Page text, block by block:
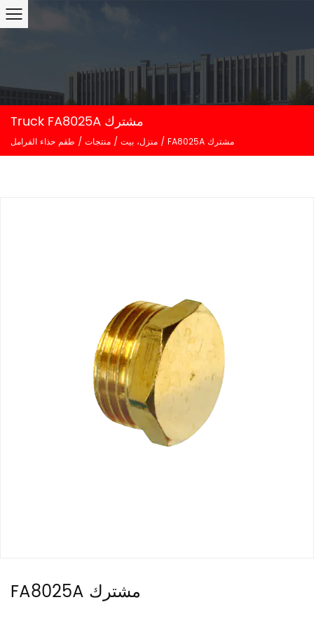
Truck FA8025A مشترك
منزل، بيت / منتجات / طقم حذاء الفرامل / FA8025A مشترك
FA8025A مشترك